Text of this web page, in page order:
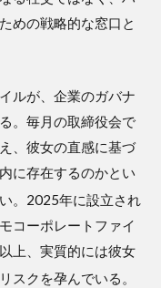
めの戦略的な窓口と
ルが、企業のガバナ
。毎月の取締役会で
、彼女の直感に基づ
に存在するのかとい
。2025年に設立され
コーポレートファイ
上、実質的には彼女
スクを孕んでいる 。